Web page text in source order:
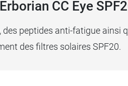
CC Eye
peptides anti-fatigue ainsi
des filtres solaires SPF20.